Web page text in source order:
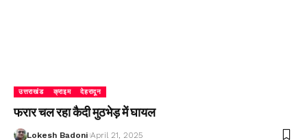
उत्तराखंड क्राइम देहरादून
फरार चल रहा कैदी मुठभेड़ में घायल
Lokesh Badoni April 21, 2025